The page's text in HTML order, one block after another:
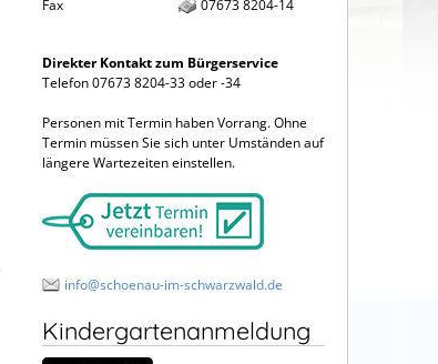
Fax
07673 8204-14
Direkter Kontakt zum Bürgerservice
Telefon 07673 8204-33 oder -34
Personen mit Termin haben Vorrang. Ohne
Termin müssen Sie sich unter Umständen auf
längere Wartezeiten einstellen.
info@schoenau-im-schwarzwald.de
Kindergartenanmeldung